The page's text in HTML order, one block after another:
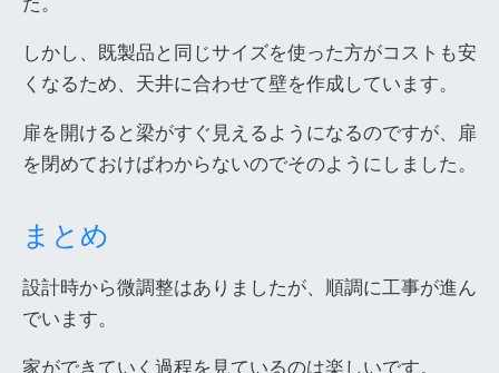
しかし、既製品と同じサイズを使った方がコストも安
くなるため、天井に合わせて壁を作成しています。
扉を開けると梁がすぐ見えるようになるのですが、扉
を閉めておけばわからないのでそのようにしました。
まとめ
設計時から微調整はありましたが、順調に工事が進ん
でいます。
家ができていく過程を見ているのは楽しいです。